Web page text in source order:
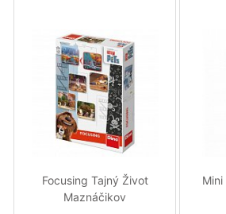
Focusing Tajný Život
Maznáčikov